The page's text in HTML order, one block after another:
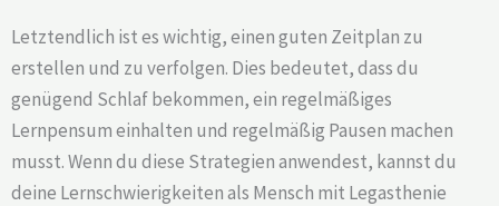
Letztendlich ist es wichtig, einen guten Zeitplan zu
erstellen und zu verfolgen. Dies bedeutet, dass du
genügend Schlaf bekommen, ein regelmäßiges
Lernpensum einhalten und regelmäßig Pausen machen
musst. Wenn du diese Strategien anwendest, kannst du
deine Lernschwierigkeiten als Mensch mit Legasthenie